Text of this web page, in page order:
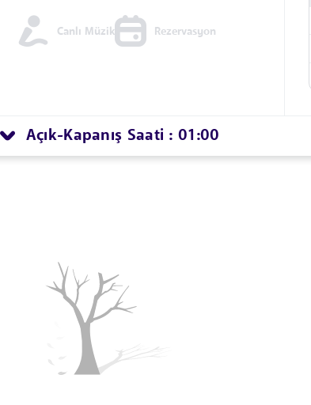
Canlı Müzik Rezervasyon
Açık-Kapanış Saati : 01:00